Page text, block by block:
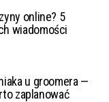
online? 5
wiadomości
u groomera —
zaplanować